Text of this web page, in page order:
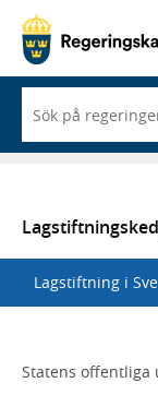
du
börjar
skriva
en
lista
med
sökförslag
Lagstiftning i
Statens